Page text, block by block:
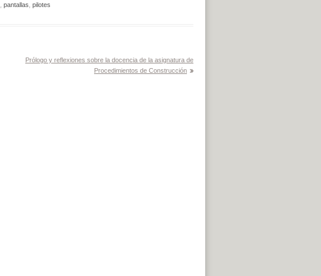
pantallas pilotes
Prólogo y reflexiones sobre la docencia de la asignatura de
Procedimientos de Construcción